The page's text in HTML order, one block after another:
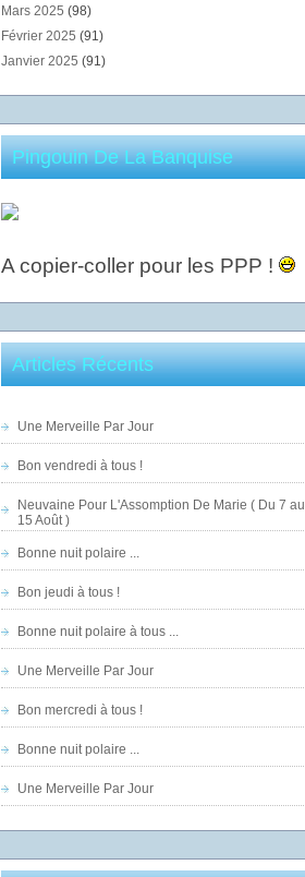
Mars 2025 (98)
Février 2025 (91)
Janvier 2025 (91)
Pingouin De La Banquise
A copier-coller pour les PPP !
Articles Récents
Une Merveille Par Jour
Bon vendredi à tous !
Neuvaine Pour L'Assomption De Marie ( Du 7 au
15 Août )
Bonne nuit polaire ...
Bon jeudi à tous !
Bonne nuit polaire à tous ...
Une Merveille Par Jour
Bon mercredi à tous !
Bonne nuit polaire ...
Une Merveille Par Jour